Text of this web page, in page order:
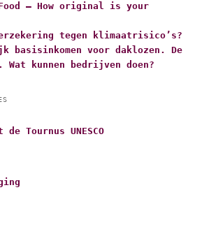
– How original is your
tegen klimaatrisico’s?
basisinkomen voor daklozen. De
kunnen bedrijven doen?
Tournus UNESCO